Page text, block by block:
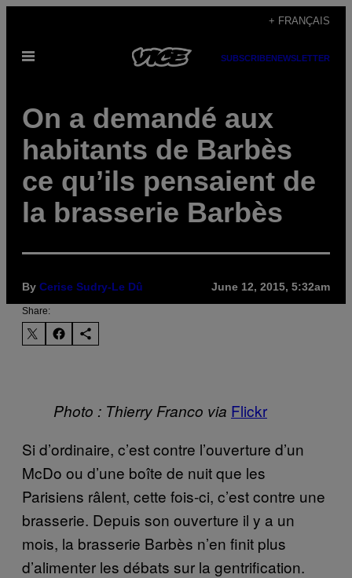
content
+ FRANÇAIS
Open
SUBSCRIBENEWSLETTER
On a demandé aux
habitants de Barbès
ce qu’ils pensaient de
la brasserie Barbès
By Cerise Sudry-Le Dû June 12, 2015, 5:32am
Share:
Photo : Thierry Franco via Flickr
Si d’ordinaire, c’est contre l’ouverture d’un
McDo ou d’une boîte de nuit que les
Parisiens râlent, cette fois-ci, c’est contre une
brasserie. Depuis son ouverture il y a un
mois, la brasserie Barbès n’en finit plus
d’alimenter les débats sur la gentrification.